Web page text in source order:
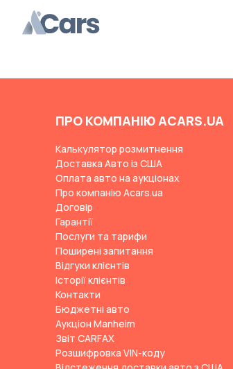
Caterham
Changan
Changhe
Chery
CHERYEXEED
Chevrolet
Chrysler
Citroen
Cizeta
Coggiola
Cord
Cupra
Dacia
Dadi
ПРО КОМПАНІЮ ACARS.UA
Калькулятор розмитнення
Доставка Авто із США
Оплата авто на аукціонах
Про компанію Acars.ua
Договір
Гарантії
Послуги та тарифи
Поширені запитання
Відгуки клієнтів
Історії клієнтів
Контакти
Бюджетні авто
Аукціон Manheim
Звіт CARFAX
Розшифровка VIN-коду